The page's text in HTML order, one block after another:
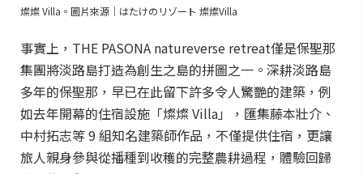
燦燦 Villa。圖片來源｜はたけのリゾート 燦燦Villa
事實上，THE PASONA natureverse retreat僅是保聖那
集團將淡路島打造為創生之島的拼圖之一。深耕淡路島
多年的保聖那，早已在此留下許多令人驚艷的建築，例
如去年開幕的住宿設施「燦燦 Villa」，匯集藤本壯介、
中村拓志等 9 組知名建築師作品，不僅提供住宿，更讓
旅人親身參與從播種到收穫的完整農耕過程，體驗回歸